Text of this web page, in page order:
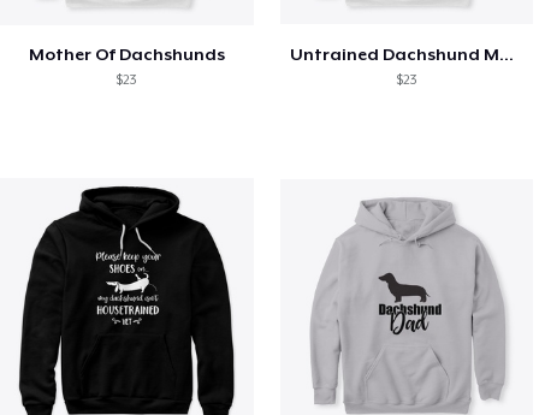
Mother Of Dachshunds
$23
Untrained Dachshund Mom
$23